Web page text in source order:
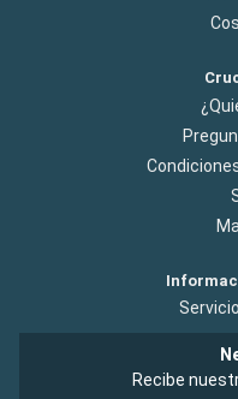
Recibe